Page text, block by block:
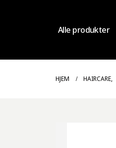
Alle produkter
HJEM HAIRCARE,